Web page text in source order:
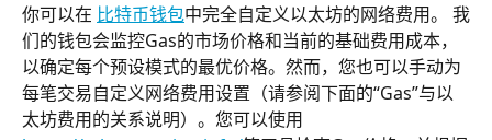
你可以在 比特币钱包中完全自定义以太坊的网络费用。 我
们的钱包会监控Gas的市场价格和当前的基础费用成本，
以确定每个预设模式的最优价格。然而，您也可以手动为
每笔交易自定义网络费用设置（请参阅下面的“Gas”与以
太坊费用的关系说明）。您可以使用